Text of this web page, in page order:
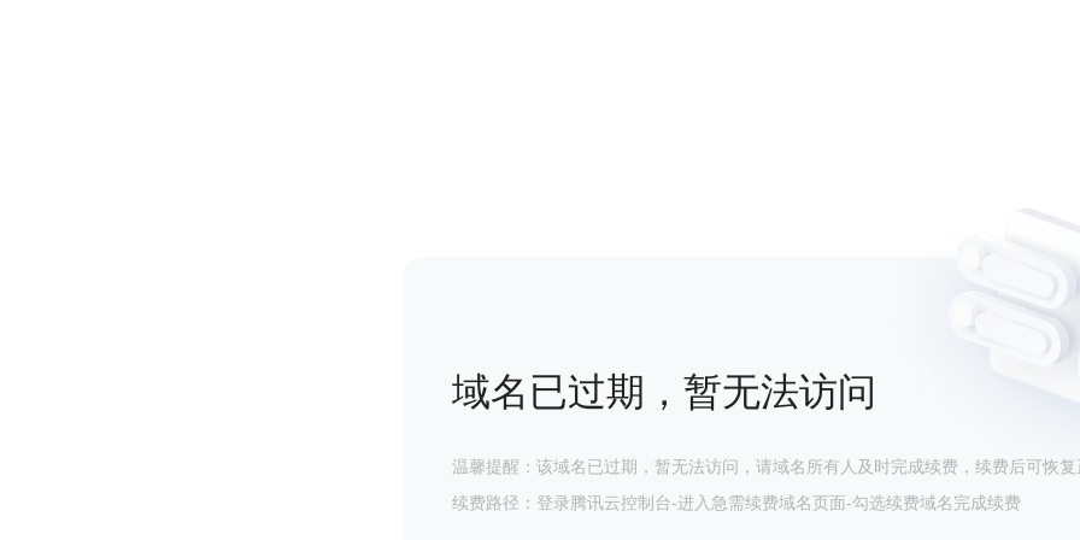
域名已过期，暂无法访问
温馨提醒：该域名已过期，暂无法访问，请域名所有人及时完成续费，续费后可恢复
续费路径：登录腾讯云控制台-进入急需续费域名页面-勾选续费域名完成续费